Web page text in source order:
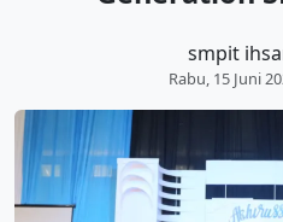
smpit
Rabu, 15 Juni